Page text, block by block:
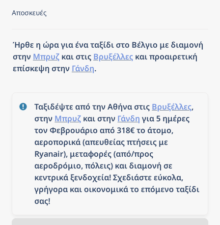
Αποσκευές
Ήρθε η ώρα για ένα ταξίδι στο Βέλγιο με διαμονή
στην Μπρυζ και στις Βρυξέλλες και προαιρετική
επίσκεψη στην Γάνδη.
Ταξιδέψτε από την Αθήνα στις Βρυξέλλες,
στην Μπρυζ και στην Γάνδη για 5 ημέρες
τον Φεβρουάριο από 318€ το άτομο,
αεροπορικά (απευθείας πτήσεις με
Ryanair), μεταφορές (από/προς
αεροδρόμιο, πόλεις) και διαμονή σε
κεντρικά ξενδοχεία! Σχεδιάστε εύκολα,
γρήγορα και οικονομικά το επόμενο ταξίδι
σας!